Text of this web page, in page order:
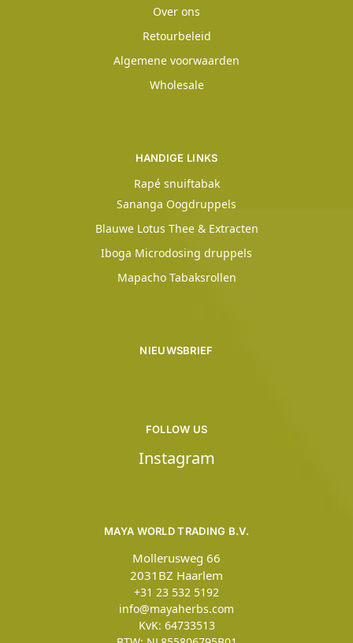
Over ons
Retourbeleid
Algemene voorwaarden
Wholesale
HANDIGE LINKS
Rapé snuiftabak
Sananga Oogdruppels
Blauwe Lotus Thee & Extracten
Iboga Microdosing druppels
Mapacho Tabaksrollen
MAYA WORLD TRADING B.V.
Mollerusweg 66
2031BZ Haarlem
+31 23 532 5192
info@mayaherbs.com
KvK: 64733513
NIEUWSBRIEF
FOLLOW US
Instagram